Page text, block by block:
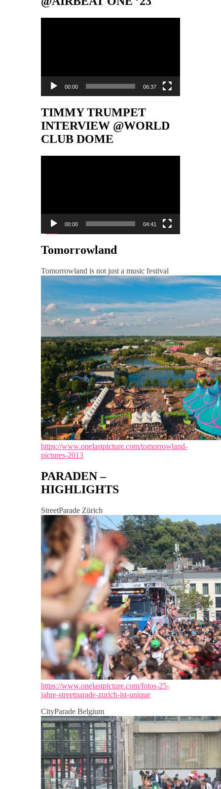
00:00 06:37
TIMMY TRUMPET
INTERVIEW @WORLD
CLUB DOME
00:00 04:41
Tomorrowland
Tomorrowland is not just a music festival
https://www.onelastpicture.com/tomorrowland-
pictures-2013
PARADEN –
HIGHLIGHTS
StreetParade Zürich
https://www.onelastpicture.com/fotos-25-
jahre-streetparade-zurich-ist-unique
CityParade Belgium